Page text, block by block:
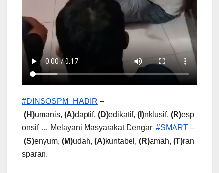
#DINSOSPM_HADIR –
(H)umanis, (A)daptif, (D)edikatif, (I)nklusif, (R)esp
onsif … Melayani Masyarakat Dengan #SMART –
(S)enyum, (M)udah, (A)kuntabel, (R)amah, (T)ran
sparan.